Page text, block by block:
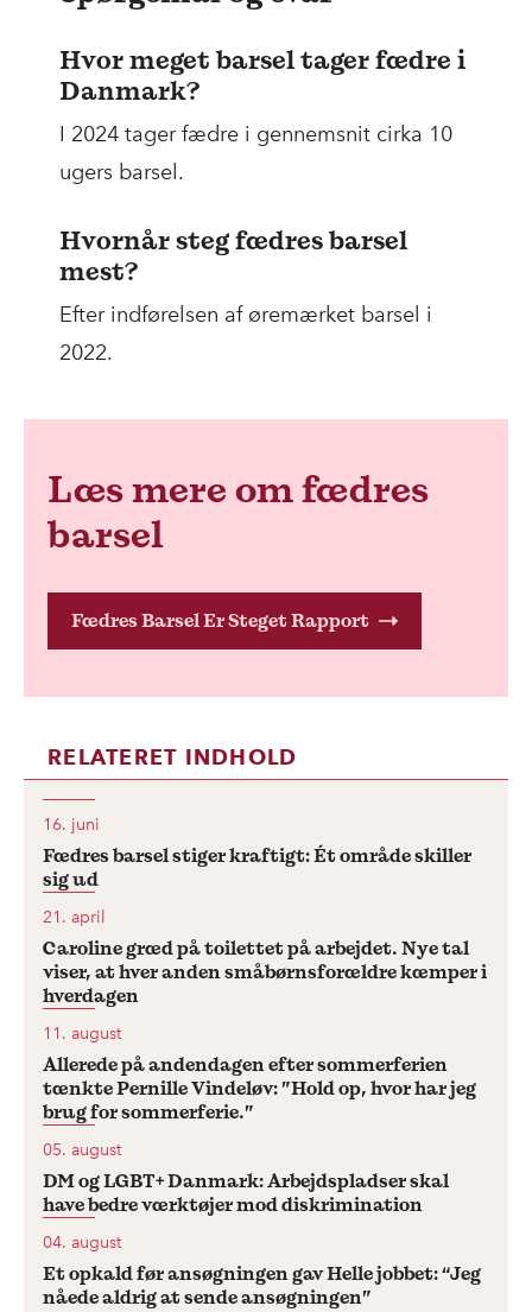
Hvor meget barsel tager fædre i
Danmark?
I 2024 tager fædre i gennemsnit cirka 10
ugers barsel.
Hvornår steg fædres barsel
mest?
Efter indførelsen af øremærket barsel i
2022.
Læs mere om fædres
barsel
Fædres Barsel Er Steget Rapport
RELATERET INDHOLD
16. juni
Fædres barsel stiger kraftigt: Ét område skiller
sig ud
21. april
Caroline græd på toilettet på arbejdet. Nye tal
viser, at hver anden småbørnsforældre kæmper i
hverdagen
11. august
Allerede på andendagen efter sommerferien
tænkte Pernille Vindeløv: ”Hold op, hvor har jeg
brug for sommerferie.”
05. august
DM og LGBT+ Danmark: Arbejdspladser skal
have bedre værktøjer mod diskrimination
04. august
Et opkald før ansøgningen gav Helle jobbet: “Jeg
nåede aldrig at sende ansøgningen”